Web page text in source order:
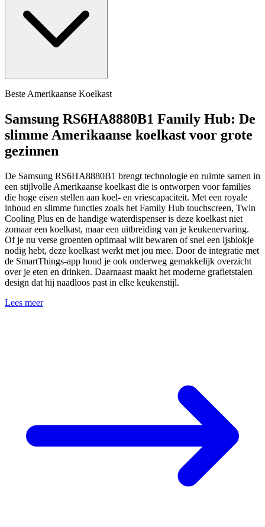
Beste Amerikaanse Koelkast
Samsung RS6HA8880B1 Family Hub: De
slimme Amerikaanse koelkast voor grote
gezinnen
De Samsung RS6HA8880B1 brengt technologie en ruimte samen in
een stijlvolle Amerikaanse koelkast die is ontworpen voor families
die hoge eisen stellen aan koel- en vriescapaciteit. Met een royale
inhoud en slimme functies zoals het Family Hub touchscreen, Twin
Cooling Plus en de handige waterdispenser is deze koelkast niet
zomaar een koelkast, maar een uitbreiding van je keukenervaring.
Of je nu verse groenten optimaal wilt bewaren of snel een ijsblokje
nodig hebt, deze koelkast werkt met jou mee. Door de integratie met
de SmartThings-app houd je ook onderweg gemakkelijk overzicht
over je eten en drinken. Daarnaast maakt het moderne grafietstalen
design dat hij naadloos past in elke keukenstijl.
Lees meer